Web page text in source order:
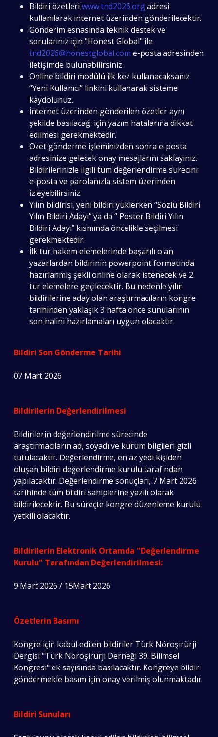
Bildiri özetleri www.tnd2026.orgadresi
kullanılarak internet üzerinden gönderilecektir.
Gönderim esnasında teknik destek ve
sorularınız için "Honest Global" ile
tnd2026@honestglobal.com e-posta adresinden
iletişimde bulunabilirsiniz.
Online bildiri modülü ilk kez kullanacaksanız
“Yeni Kullanıcı” linkini kullanarak sisteme
kaydolunuz.
İnternet üzerinden gönderilen özetler aynı
şekilde basılacağı için yazım hatalarına dikkat
edilmesi gerekmektedir.
Özet gönderme işleminizden sonra e-posta
adresinize gelecek onay mesajlarını saklayınız.
Bildirilerinizle ilgili tüm değerlendirme sürecini
e-posta ve parolanızla sistem üzerinden
izleyebilirsiniz.
Yılın bildirisi, yeni bildiri yüklerken “Sözlü Bildiri
Yılın Bildiri Adayı” ya da “ Poster Bildiri Yılın
Bildiri Adayı” kısmında öncelikle seçilmesi
gerekmektedir.
İlk tur hakem elemelerinde başarılı olan
yazarlardan bildirinin powerpoint formatında
hazırlanmış şekli online olarak istenecek ve 2.
tur elemelere geçilecektir. Bu nedenle yılın
bildirilerine aday olan araştırmacıların kongre
tarihinden yaklaşık 3 hafta önce sunularının
son halini hazırlamaları uygun olacaktır.
Bildiri Son Gönderme Tarihi
07 Mart 2026
Bildirilerin Değerlendirilmesi
Bildirilerin değerlendirilme sürecinde
araştırmacıların ad, soyadı ve kurum bilgileri gizli
tutulacaktır. Değerlendirme, en az yedi kişiden
oluşan bildiri değerlendirme kurulu tarafından
yapılacaktır. Değerlendirme sonuçları, 7 Mart 2026
tarihinde tüm bildiri sahiplerine yazılı olarak
bildirilecektir. Bu süreçte kongre düzenleme kurulu
yetkili olacaktır.
Bildirilerin Elektronik Ortamda "Değerlendirme
Kurulu" Tarafından Değerlendirilmesi:
9 Mart 2026 / 15Mart 2026
Özetlerin Basımı
Kongre için kabul edilen bildiriler Türk Nöroşirürji
Dergisi "Türk Nöroşirürji Derneği 39. Bilimsel
Kongresi" ek sayısında basılacaktır. Kongreye bildiri
göndermekle basım için onay verilmiş olunmaktadır.
Bildiri Sunuları